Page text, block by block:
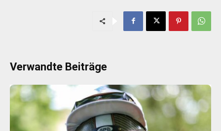
Verwandte Beiträge